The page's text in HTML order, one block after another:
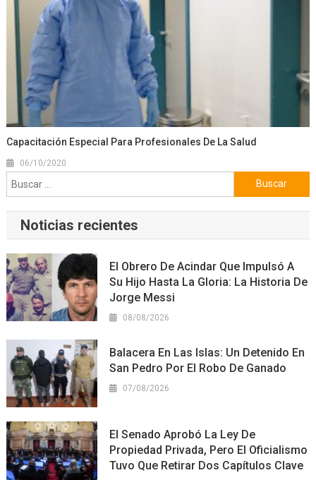
Capacitación Especial Para Profesionales De La Salud
06/10/2020
Buscar:
Noticias recientes
El Obrero De Acindar Que Impulsó A
Su Hijo Hasta La Gloria: La Historia De
Jorge Messi
08/08/2026
Balacera En Las Islas: Un Detenido En
San Pedro Por El Robo De Ganado
07/08/2026
El Senado Aprobó La Ley De
Propiedad Privada, Pero El Oficialismo
Tuvo Que Retirar Dos Capítulos Clave